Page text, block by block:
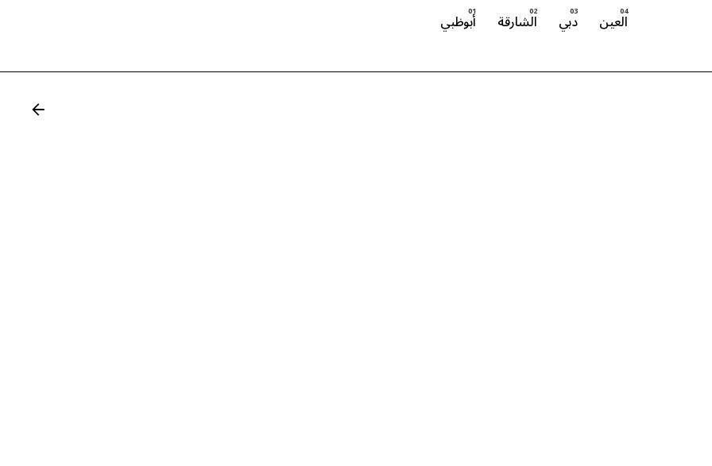
أبوظبي الشارقة دبي العين